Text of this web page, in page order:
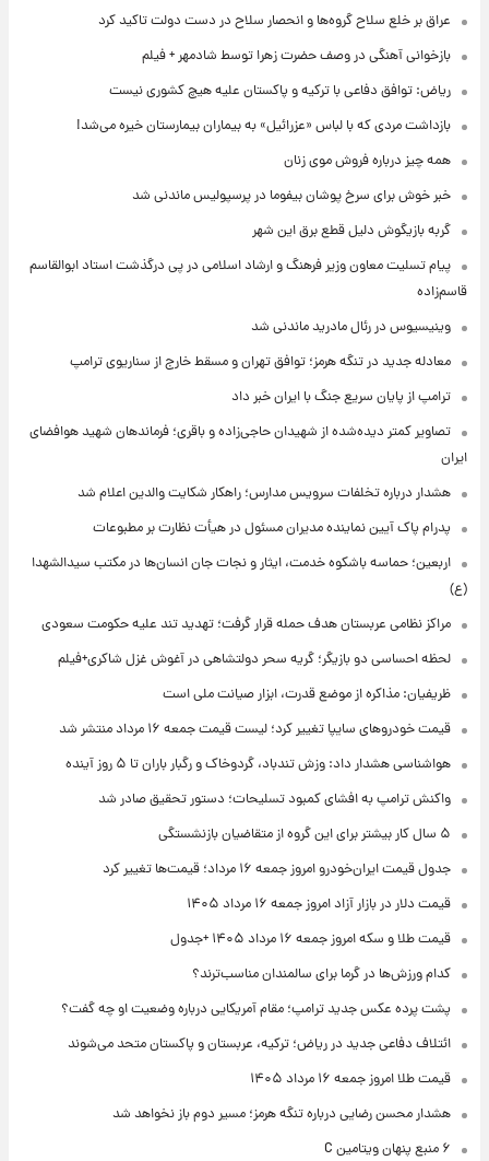
عراق بر خلع سلاح گروه‌ها و انحصار سلاح در دست دولت تاکید کرد
بازخوانی آهنگی در وصف حضرت زهرا توسط شادمهر + فیلم
ریاض: توافق دفاعی با ترکیه و پاکستان علیه هیچ کشوری نیست
بازداشت مردی که با لباس «عزرائیل» به بیماران بیمارستان خیره می‌شد!
همه چیز درباره فروش موی زنان
خبر خوش برای سرخ پوشان بیفوما در پرسپولیس ماندنی شد
گربه بازیگوش دلیل قطع برق این شهر
پیام تسلیت معاون وزیر فرهنگ و ارشاد اسلامی در پی درگذشت استاد ابوالقاسم
قاسم‌زاده
وینیسیوس در رئال مادرید ماندنی شد
معادله جدید در تنگه هرمز؛ توافق تهران و مسقط خارج از سناریوی ترامپ
ترامپ از پایان سریع جنگ با ایران خبر داد
تصاویر کمتر دیده‌شده از شهیدان حاجی‌زاده و باقری؛ فرماندهان شهید هوافضای
ایران
هشدار درباره تخلفات سرویس مدارس؛ راهکار شکایت والدین اعلام شد
پدرام پاک آیین نماینده مدیران مسئول در هیأت نظارت بر مطبوعات
اربعین؛ حماسه باشکوه خدمت، ایثار و نجات جان انسان‌ها در مکتب سیدالشهدا
(ع)
مراکز نظامی عربستان هدف حمله قرار گرفت؛ تهدید تند علیه حکومت سعودی
لحظه احساسی دو بازیگر؛ گریه سحر دولتشاهی در آغوش غزل شاکری+فیلم
ظریفیان: مذاکره از موضع قدرت، ابزار صیانت ملی است
قیمت خودروهای سایپا تغییر کرد؛ لیست قیمت جمعه ۱۶ مرداد منتشر شد
هواشناسی هشدار داد: وزش تندباد، گردوخاک و رگبار باران تا ۵ روز آینده
واکنش ترامپ به افشای کمبود تسلیحات؛ دستور تحقیق صادر شد
۵ سال کار بیشتر برای این گروه از متقاضیان بازنشستگی
جدول قیمت ایران‌خودرو امروز جمعه ۱۶ مرداد؛ قیمت‌ها تغییر کرد
قیمت دلار در بازار آزاد امروز جمعه ۱۶ مرداد ۱۴۰۵
قیمت طلا و سکه امروز جمعه ۱۶ مرداد ۱۴۰۵ +جدول
کدام ورزش‌ها در گرما برای سالمندان مناسب‌ترند؟
پشت پرده عکس جدید ترامپ؛ مقام آمریکایی درباره وضعیت او چه گفت؟
ائتلاف دفاعی جدید در ریاض؛ ترکیه، عربستان و پاکستان متحد می‌شوند
قیمت طلا امروز جمعه ۱۶ مرداد ۱۴۰۵
هشدار محسن رضایی درباره تنگه هرمز؛ مسیر دوم باز نخواهد شد
۶ منبع پنهان ویتامین C